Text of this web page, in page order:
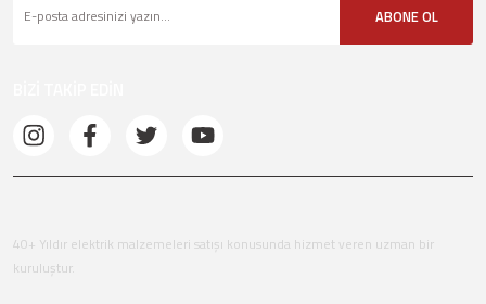
ABONE OL
40+ Yıldır elektrik malzemeleri satışı konusunda hizmet veren uzman bir
kuruluştur.